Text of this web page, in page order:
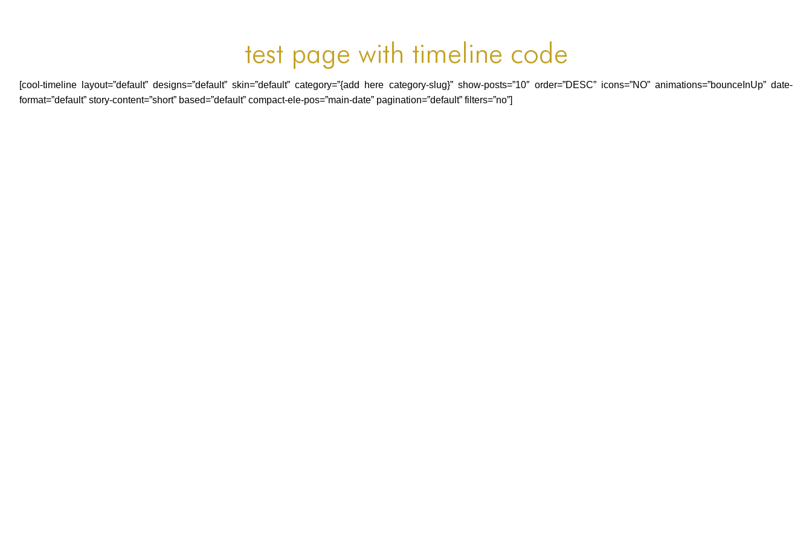
test page with timeline code
[cool-timeline layout=”default” designs=”default” skin=”default” category=”{add here category-slug}” show-posts=”10″ order=”DESC” icons=”NO” animations=”bounceInUp” date-
format=”default” story-content=”short” based=”default” compact-ele-pos=”main-date” pagination=”default” filters=”no”]